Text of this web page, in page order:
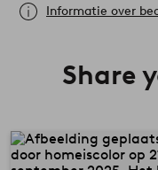
Informatie over
Share